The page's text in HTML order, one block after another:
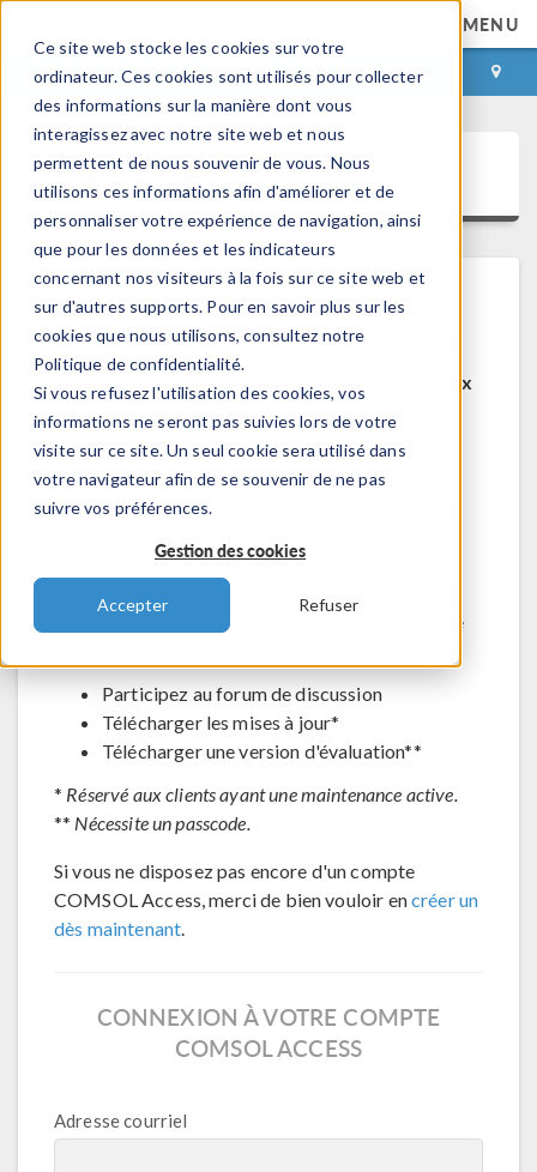
Ce site web stocke les cookies sur votre
ordinateur. Ces cookies sont utilisés pour collecter
des informations sur la manière dont vous
interagissez avec notre site web et nous
permettent de nous souvenir de vous. Nous
utilisons ces informations afin d'améliorer et de
personnaliser votre expérience de navigation, ainsi
que pour les données et les indicateurs
concernant nos visiteurs à la fois sur ce site web et
sur d'autres supports. Pour en savoir plus sur les
cookies que nous utilisons, consultez notre
Politique de confidentialité.
Si vous refusez l'utilisation des cookies, vos
informations ne seront pas suivies lors de votre
visite sur ce site. Un seul cookie sera utilisé dans
votre navigateur afin de se souvenir de ne pas
suivre vos préférences.
Gestion des cookies
Accepter Refuser
MENU
CONNEXION CONTACT
COMSOL Access
Bienvenue sur COMSOL Access
COMSOL Access est un service disponible aux
utilisateurs et contacts.
Bénéfices:
Modifier les informations de contact et de
Contacter le support technique
Voir les inscriptions aux évènements à venir
Accéder à COMSOL Exchange - partage de
Participez au forum de discussion
Télécharger les mises à jour*
Télécharger une version d'évaluation**
* Réservé aux clients ayant une maintenance active.
** Nécessite un passcode.
Si vous ne disposez pas encore d'un compte
COMSOL Access, merci de bien vouloir encréer un
dès maintenant.
CONNEXION À VOTRE COMPTE
COMSOL ACCESS
Adresse courriel